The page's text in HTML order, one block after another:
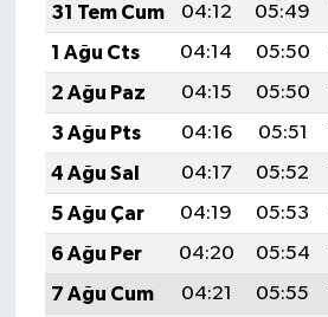
31 Tem Cum
04:12 05:49
1 Ağu Cts
04:14 05:50
2 Ağu Paz
04:15 05:50
3 Ağu Pts
04:16 05:51
4 Ağu Sal
04:17 05:52
5 Ağu Çar
04:19 05:53
6 Ağu Per
04:20 05:54
7 Ağu Cum
04:21 05:55